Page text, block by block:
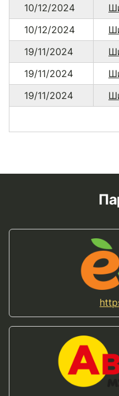
10/12/2024
10/12/2024
19/11/2024
19/11/2024
19/11/2024